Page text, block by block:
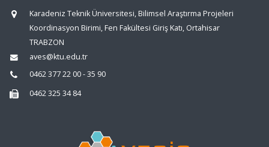
Karadeniz Teknik Üniversitesi, Bilimsel Araştırma Projeleri
Koordinasyon Birimi, Fen Fakültesi Giriş Katı, Ortahisar
TRABZON
aves@ktu.edu.tr
0462 377 22 00 - 35 90
0462 325 34 84